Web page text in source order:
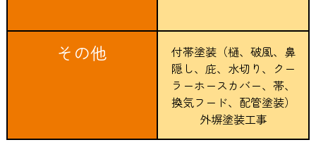
その他
付帯塗装（樋、破風、鼻
隠し、庇、水切り、クー
ラーホースカバー、帯、
換気フード、配管塗装）
外塀塗装工事